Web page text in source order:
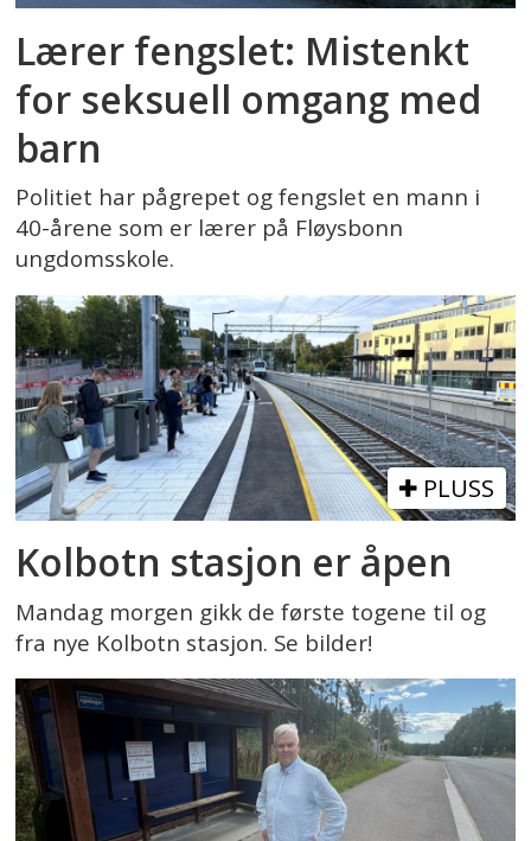
Lærer fengslet: Mistenkt
for seksuell omgang med
barn
Politiet har pågrepet og fengslet en mann i
40-årene som er lærer på Fløysbonn
ungdomsskole.
PLUSS
Kolbotn stasjon er åpen
Mandag morgen gikk de første togene til og
fra nye Kolbotn stasjon. Se bilder!